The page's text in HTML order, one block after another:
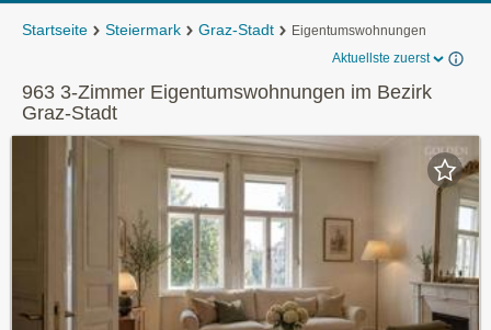
Startseite Steiermark Graz-Stadt
Eigentumswohnungen
Aktuellste zuerst
963 3-Zimmer Eigentumswohnungen im Bezirk
Graz-Stadt